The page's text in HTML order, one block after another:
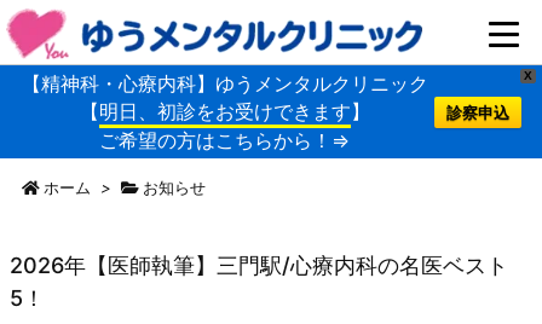
X
【精神科・心療内科】ゆうメンタルクリニック
【明日、初診をお受けできます】
ご希望の方はこちらから！⇒
診察申込
ホーム > お知らせ
2026年【医師執筆】三門駅/心療内科の名医ベスト
5！